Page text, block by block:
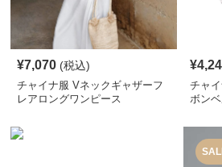
¥7,070 (税込)
チャイナ服 Vネックギャザーフ
レアロングワンピース
¥
チャ
ボン